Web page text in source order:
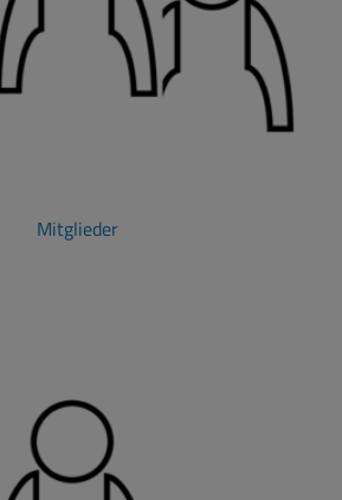
Mitglieder